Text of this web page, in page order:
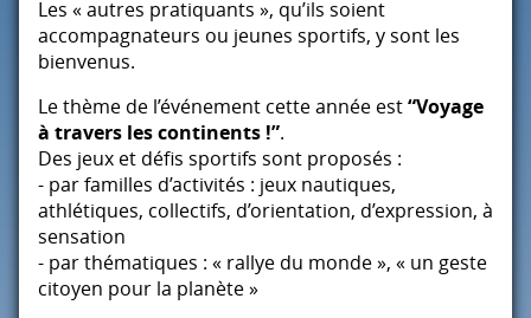
Les « autres pratiquants », qu’ils soient
accompagnateurs ou jeunes sportifs, y sont les
bienvenus.
Le thème de l’événement cette année est“Voyage
à travers les continents !”.
Des jeux et défis sportifs sont proposés :
- par familles d’activités : jeux nautiques,
athlétiques, collectifs, d’orientation, d’expression, à
sensation
- par thématiques : « rallye du monde », « un geste
citoyen pour la planète »